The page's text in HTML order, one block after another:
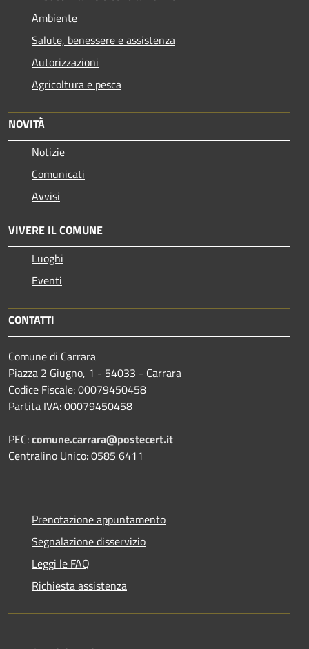
Ambiente
Salute, benessere e assistenza
Autorizzazioni
Agricoltura e pesca
NOVITÀ
Notizie
Comunicati
Avvisi
VIVERE IL COMUNE
Luoghi
Eventi
CONTATTI
Comune di Carrara
Piazza 2 Giugno, 1 - 54033 - Carrara
Codice Fiscale: 00079450458
Partita IVA: 00079450458
PEC:comune.carrara@postecert.it
Centralino Unico: 0585 6411
Prenotazione appuntamento
Segnalazione disservizio
Leggi le FAQ
Richiesta assistenza